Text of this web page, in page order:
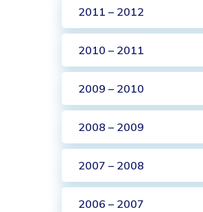
2011 – 2012
2010 – 2011
2009 – 2010
2008 – 2009
2007 – 2008
2006 – 2007